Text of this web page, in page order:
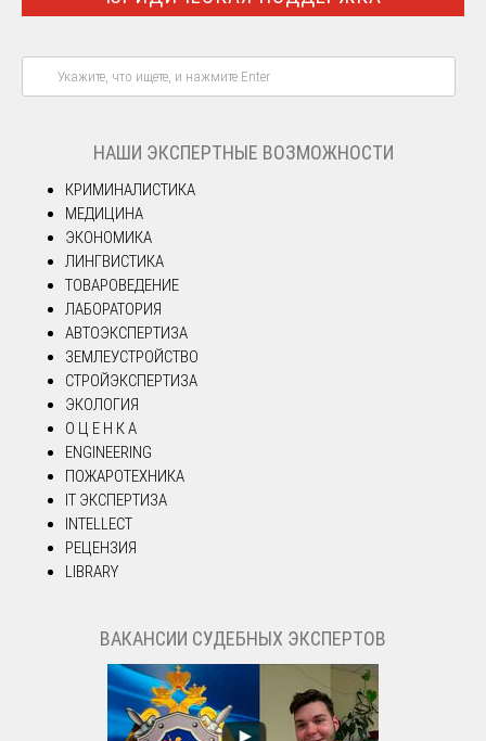
НАШИ ЭКСПЕРТНЫЕ ВОЗМОЖНОСТИ
КРИМИНАЛИСТИКА
МЕДИЦИНА
ЭКОНОМИКА
ЛИНГВИСТИКА
ТОВАРОВЕДЕНИЕ
ЛАБОРАТОРИЯ
АВТОЭКСПЕРТИЗА
ЗЕМЛЕУСТРОЙСТВО
СТРОЙЭКСПЕРТИЗА
ЭКОЛОГИЯ
О Ц Е Н К А
ENGINEERING
ПОЖАРОТЕХНИКА
IT ЭКСПЕРТИЗА
INTELLECT
РЕЦЕНЗИЯ
LIBRARY
ВАКАНСИИ СУДЕБНЫХ ЭКСПЕРТОВ